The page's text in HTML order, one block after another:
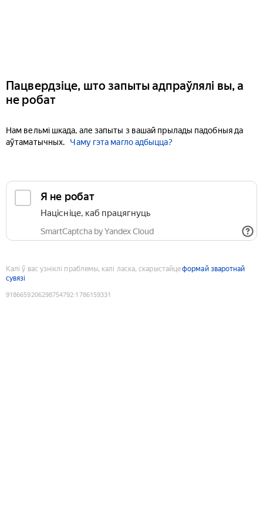
Пацвердзіце, што запыты адпраўлялі вы, а
не робат
Нам вельмі шкада, але запыты з вашай прылады падобныя да
аўтаматычных.
Чаму гэта магло адбыцца?
Я не робат
Націсніце, каб працягнуць
SmartCaptcha by Yandex Cloud
Калі ў вас узніклі праблемы, калі ласка, скарыстайцеформай зваротнай
сувязі
9186659206298754792:1786159331